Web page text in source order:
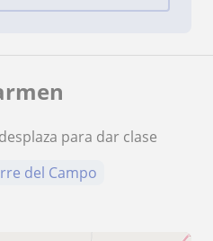
para dar clase
del Campo